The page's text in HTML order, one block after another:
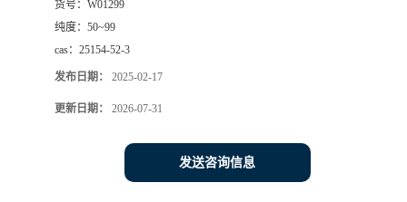
货号： W01299
纯度： 50~99
cas： 25154-52-3
发布日期： 2025-02-17
更新日期： 2026-07-31
发送咨询信息